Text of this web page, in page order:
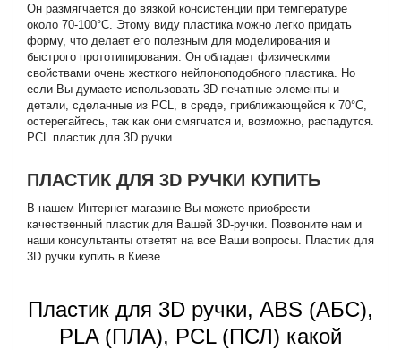
Он размягчается до вязкой консистенции при температуре
около 70-100°C. Этому виду пластика можно легко придать
форму, что делает его полезным для моделирования и
быстрого прототипирования. Он обладает физическими
свойствами очень жесткого нейлоноподобного пластика. Но
если Вы думаете использовать 3D-печатные элементы и
детали, сделанные из PCL, в среде, приближающейся к 70°C,
остерегайтесь, так как они смягчатся и, возможно, распадутся.
PCL пластик для 3D ручки.
ПЛАСТИК ДЛЯ 3D РУЧКИ КУПИТЬ
В нашем Интернет магазине Вы можете приобрести
качественный пластик для Вашей 3D-ручки. Позвоните нам и
наши консультанты ответят на все Ваши вопросы. Пластик для
3D ручки купить в Киеве.
Пластик для 3D ручки, ABS (АБС),
PLA (ПЛА), PCL (ПСЛ) какой